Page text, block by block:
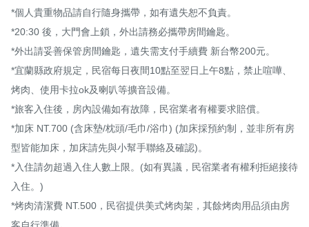
*個人貴重物品請自行隨身攜帶，如有遺失恕不負責。
*20:30 後，大門會上鎖，外出請務必攜帶房間鑰匙。
*外出請妥善保管房間鑰匙，遺失需支付手續費 新台幣200元。
*宜蘭縣政府規定，民宿每日夜間10點至翌日上午8點，禁止喧嘩、
烤肉、使用卡拉ok及喇叭等擴音設備。
*旅客入住後，房內設備如有故障，民宿業者有權要求賠償。
*加床 NT.700 (含床墊/枕頭/毛巾/浴巾) (加床採預約制，並非所有房
型皆能加床，加床請先與小幫手聯絡及確認)。
*入住請勿超過入住人數上限。(如有異議，民宿業者有權利拒絕接待
入住。)
*烤肉清潔費 NT.500，民宿提供美式烤肉架，其餘烤肉用品須由房